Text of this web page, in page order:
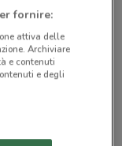
contributors
fornire:
attiva delle
Archiviare
e contenuti
e degli